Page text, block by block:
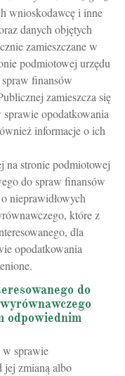
wnioskodawcę i inne
danych objętych
zamieszczane w
podmiotowej urzędu
spraw finansów
zamieszcza się
opodatkowania
informacje o ich
stronie podmiotowej
do spraw finansów
nieprawidłowych
które z
dla
opodatkowania
do
odpowiednim
w sprawie
jej zmianą albo